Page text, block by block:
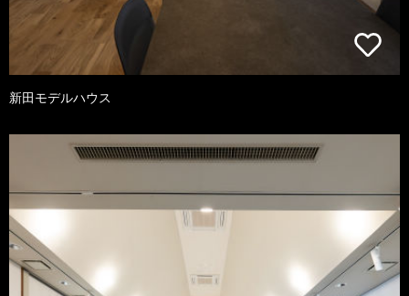
新田モデルハウス